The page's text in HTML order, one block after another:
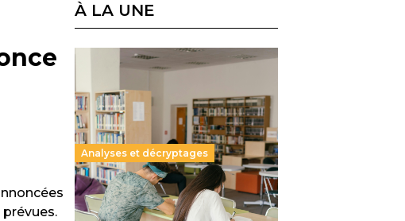
À LA UNE
Analyses et décryptages
Supérieur privé : une dérive
qui met à mal la promesse